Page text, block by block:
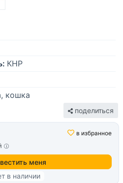
КНР
кошка
поделиться
в избранное
меня
в наличии